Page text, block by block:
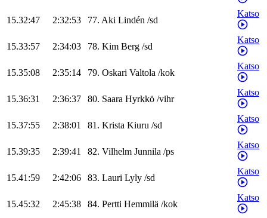
15.32:47 2:32:53 77. Aki Lindén /sd
Katso
15.33:57 2:34:03 78. Kim Berg /sd
Katso
15.35:08 2:35:14 79. Oskari Valtola /kok
Katso
15.36:31 2:36:37 80. Saara Hyrkkö /vihr
Katso
15.37:55 2:38:01 81. Krista Kiuru /sd
Katso
15.39:35 2:39:41 82. Vilhelm Junnila /ps
Katso
15.41:59 2:42:06 83. Lauri Lyly /sd
Katso
15.45:32 2:45:38 84. Pertti Hemmilä /kok
Katso